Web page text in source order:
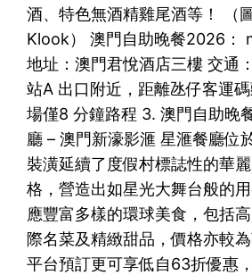
酒、特色無酒精雞尾酒等！ （
Klook） 澳門自助晚餐2026：
地址：澳門君悅酒店三樓 交通
站A 出口附近，距離氹仔客運
場僅8 分鐘路程 3. 澳門自助晚
廳 – 澳門新濠影滙 星滙餐廳位
裝潢延續了度假村標誌性的華
格，營造出如星光大舞台般的
應豐富多樣的環球美食，包括
際名菜及精緻甜品，價格亦較
平台預訂更可享低自63折優惠